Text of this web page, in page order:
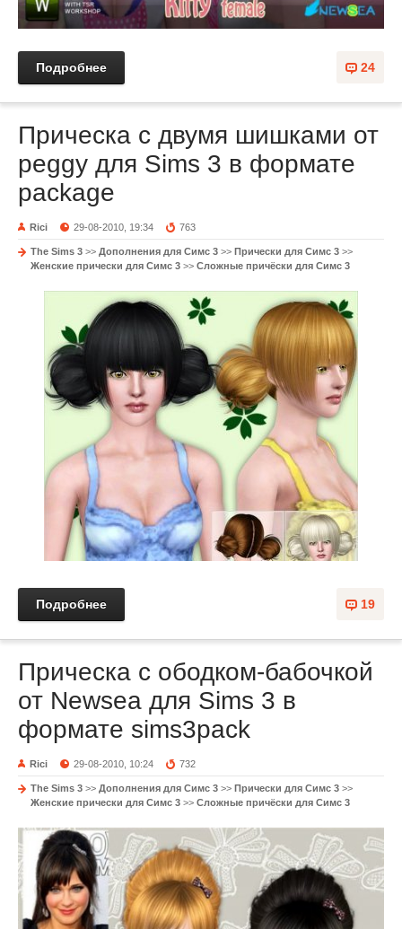
24
Подробнее
Прическа с двумя шишками от
peggy для Sims 3 в формате
package
Rici 29-08-2010, 19:34 763
The Sims 3 >> Дополнения для Симс 3 >> Прически для Симс 3 >>
Женские прически для Симс 3 >> Сложные причёски для Симс 3
19
Подробнее
Прическа с ободком-бабочкой
от Newsea для Sims 3 в
формате sims3pack
Rici 29-08-2010, 10:24 732
The Sims 3 >> Дополнения для Симс 3 >> Прически для Симс 3 >>
Женские прически для Симс 3 >> Сложные причёски для Симс 3